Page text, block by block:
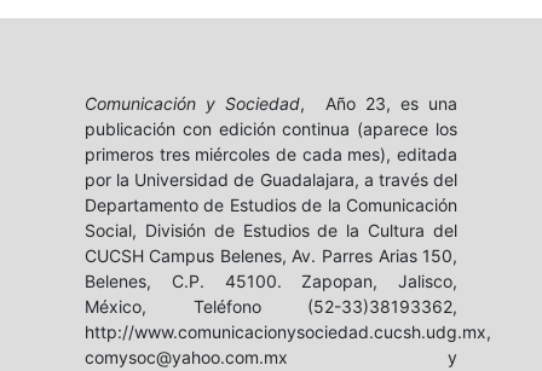
Comunicación y Sociedad, Año 23, es una
publicación con edición continua (aparece los
primeros tres miércoles de cada mes), editada
por la Universidad de Guadalajara, a través del
Departamento de Estudios de la Comunicación
Social, División de Estudios de la Cultura del
CUCSH Campus Belenes, Av. Parres Arias 150,
Belenes, C.P. 45100. Zapopan, Jalisco,
México, Teléfono (52-33)38193362,
http://www.comunicacionysociedad.cucsh.udg.mx,
comysoc@yahoo.com.mx y